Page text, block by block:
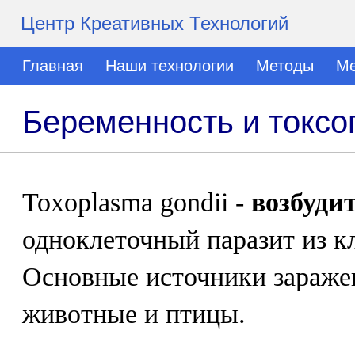
Центр Креативных Технологий
Главная Наши технологии Методы
Беременность и
Toxoplasma gondii -
одноклеточный паразит из
Основные источники
животные и птицы.